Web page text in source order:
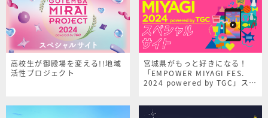
高校生が御殿場を変える!!地域
活性プロジェクト
宮城県がもっと好きになる！
「EMPOWER MIYAGI FES.
2024 powered by TGC」スペ